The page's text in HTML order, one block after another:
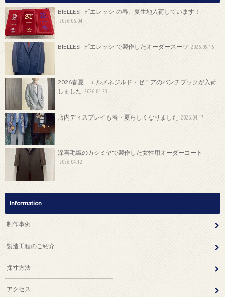
BIELLESI -ビエレッシ-の春、夏生地入荷しています！
2026.06.04
BIELLESI -ビエレッシ-で製作したオーダースーツ 2026.05.16
2026春夏 エルメネジルド・ゼニアのバンチブックが入荷
しました 2026.04.23
店内ディスプレイも春・夏らしくなりました 2026.04.17
深喜毛織のカシミヤで製作した女性用オーダーコート
2026.04.12
Information
制作事例
製造工程のご紹介
採寸方法
アクセス